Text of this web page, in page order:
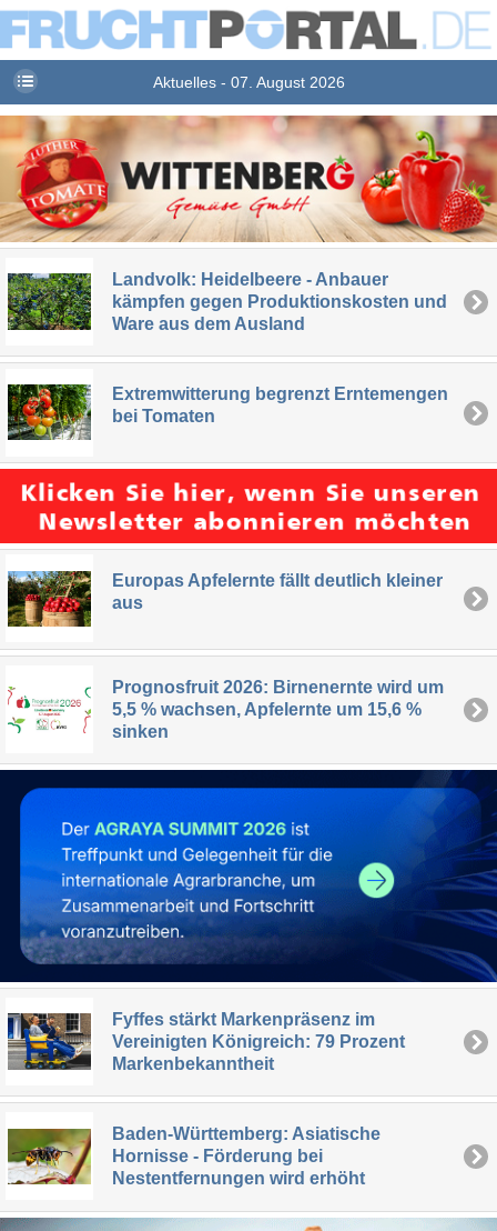
Aktuelles - 07. August 2026
Landvolk: Heidelbeere - Anbauer
kämpfen gegen Produktionskosten und
Ware aus dem Ausland
Extremwitterung begrenzt Erntemengen
bei Tomaten
Europas Apfelernte fällt deutlich kleiner
aus
Prognosfruit 2026: Birnenernte wird um
5,5 % wachsen, Apfelernte um 15,6 %
sinken
Fyffes stärkt Markenpräsenz im
Vereinigten Königreich: 79 Prozent
Markenbekanntheit
Baden-Württemberg: Asiatische
Hornisse - Förderung bei
Nestentfernungen wird erhöht